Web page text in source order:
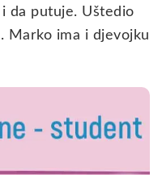
da putuje. Uštedio
Marko ima i djevojku